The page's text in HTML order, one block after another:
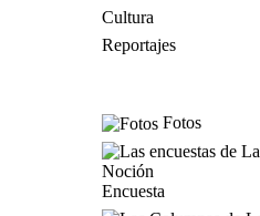
Cultura
Reportajes
Fotos
Encuesta